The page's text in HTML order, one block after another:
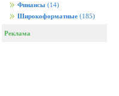
Финансы (14)
Широкоформатные (185)
Реклама